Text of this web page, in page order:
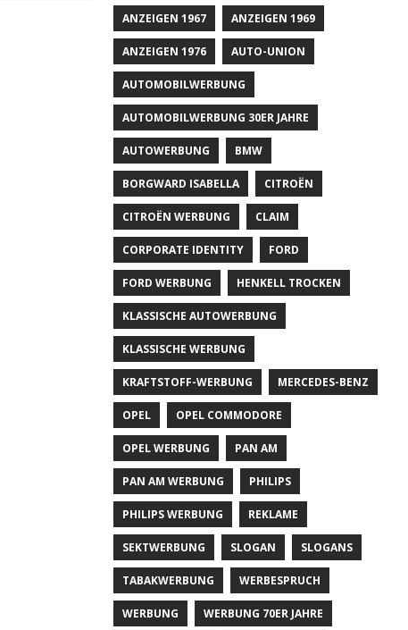
ANZEIGEN 1967 ANZEIGEN 1969
ANZEIGEN 1976 AUTO-UNION
AUTOMOBILWERBUNG
AUTOMOBILWERBUNG 30ER JAHRE
AUTOWERBUNG BMW
BORGWARD ISABELLA CITROËN
CITROËN WERBUNG CLAIM
CORPORATE IDENTITY FORD
FORD WERBUNG HENKELL TROCKEN
KLASSISCHE AUTOWERBUNG
KLASSISCHE WERBUNG
KRAFTSTOFF-WERBUNG MERCEDES-BENZ
OPEL OPEL COMMODORE
OPEL WERBUNG PAN AM
PAN AM WERBUNG PHILIPS
PHILIPS WERBUNG REKLAME
SEKTWERBUNG SLOGAN SLOGANS
TABAKWERBUNG WERBESPRUCH
WERBUNG WERBUNG 70ER JAHRE